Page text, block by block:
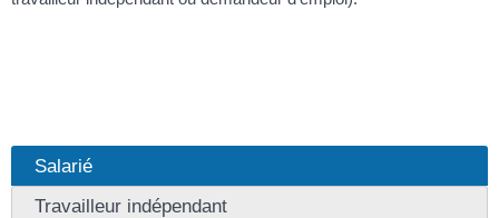
Salarié
Travailleur indépendant